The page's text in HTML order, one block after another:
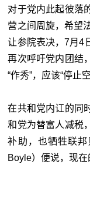
对于党内此起彼落
营之间周旋，希望
让参院表决，7月4
再次呼吁党内团结
“作秀”，应该“停止
在共和党内讧的同
和党为替富人减税
补助，也牺牲联
Boyle）便说，现在